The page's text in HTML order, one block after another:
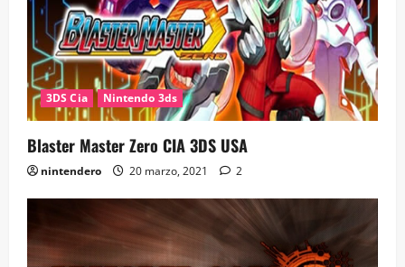
3DS Cia Nintendo 3ds
Blaster Master Zero CIA 3DS USA
nintendero 20 marzo, 2021 2